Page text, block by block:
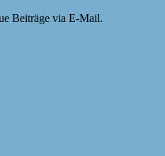
Beiträge via E-Mail.